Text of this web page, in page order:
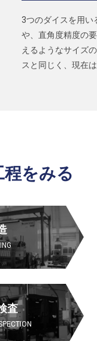
3つのダイスを用い
や、直角度精度の
えるようなサイズ
スと同じく、現在
をみる
査